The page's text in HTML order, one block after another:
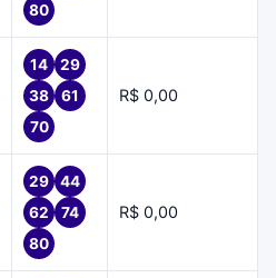
80
14
29
38
61
70
R$ 0,00
29
44
62
74
80
R$ 0,00